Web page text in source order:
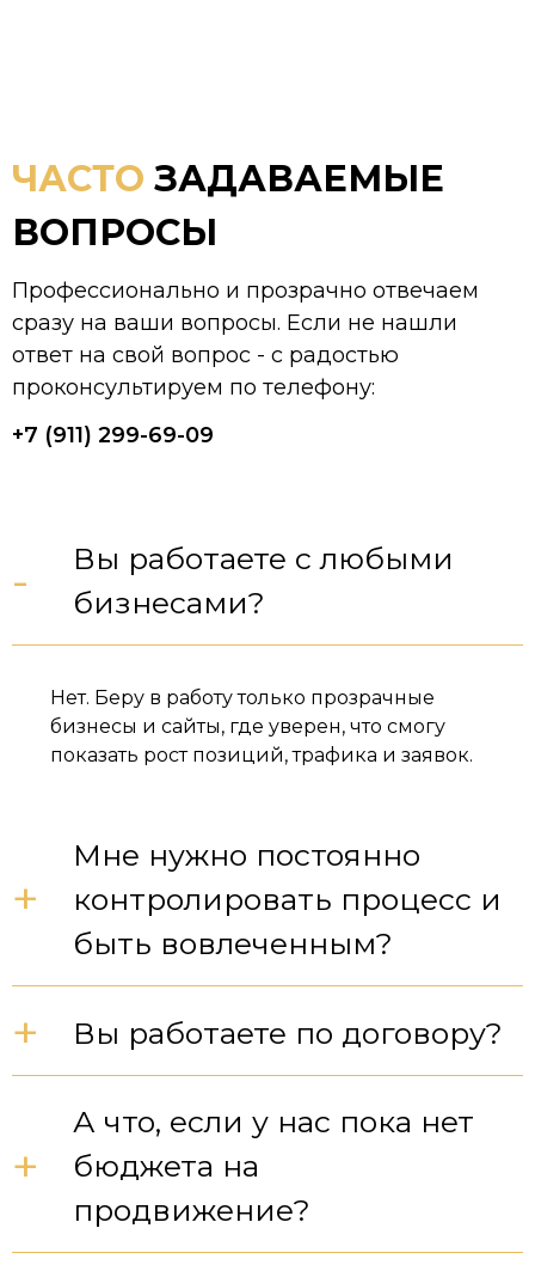
ЧАСТО ЗАДАВАЕМЫЕ
ВОПРОСЫ
Профессионально и прозрачно отвечаем
сразу на ваши вопросы. Если не нашли
ответ на свой вопрос - с радостью
проконсультируем по телефону:
+7 (911) 299-69-09
Вы работаете с любыми
бизнесами?
-
Нет. Беру в работу только прозрачные
бизнесы и сайты, где уверен, что смогу
показать рост позиций, трафика и заявок.
Мне нужно постоянно
контролировать процесс и
быть вовлеченным?
+
Вы работаете по договору?
+
А что, если у нас пока нет
бюджета на
продвижение?
+